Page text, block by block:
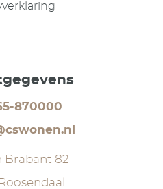
870000
Brabant 82